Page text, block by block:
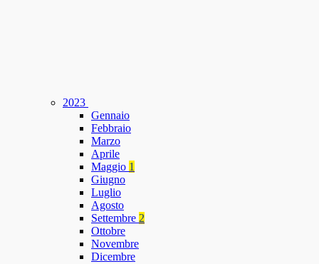
2023
Gennaio
Febbraio
Marzo
Aprile
Maggio 1
Giugno
Luglio
Agosto
Settembre 2
Ottobre
Novembre
Dicembre